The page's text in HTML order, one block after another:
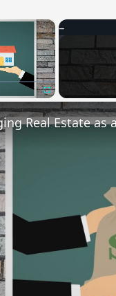
×
Real Estate